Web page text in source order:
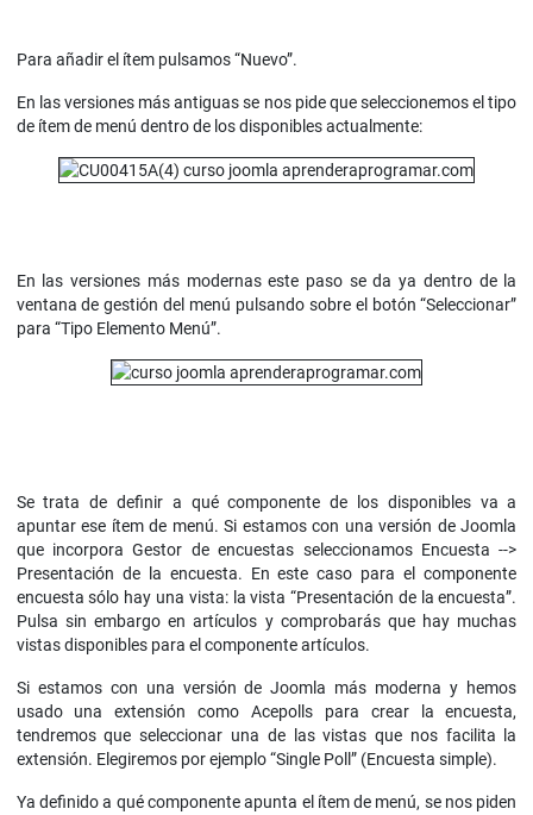
Para añadir el ítem pulsamos “Nuevo”.
En las versiones más antiguas se nos pide que seleccionemos el tipo
de ítem de menú dentro de los disponibles actualmente:
En las versiones más modernas este paso se da ya dentro de la
ventana de gestión del menú pulsando sobre el botón “Seleccionar”
para “Tipo Elemento Menú”.
Se trata de definir a qué componente de los disponibles va a
apuntar ese ítem de menú. Si estamos con una versión de Joomla
que incorpora Gestor de encuestas seleccionamos Encuesta -->
Presentación de la encuesta. En este caso para el componente
encuesta sólo hay una vista: la vista “Presentación de la encuesta”.
Pulsa sin embargo en artículos y comprobarás que hay muchas
vistas disponibles para el componente artículos.
Si estamos con una versión de Joomla más moderna y hemos
usado una extensión como Acepolls para crear la encuesta,
tendremos que seleccionar una de las vistas que nos facilita la
extensión. Elegiremos por ejemplo “Single Poll” (Encuesta simple).
Ya definido a qué componente apunta el ítem de menú, se nos piden